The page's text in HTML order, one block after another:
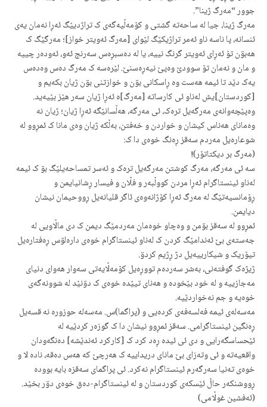
جوور “مەرگ ژینا”.
مەرگ ژینا، جیا لە ساحەتە گشتی و کۆمەڵیەگەی ک تراژدیێگ ئەڕا نەمان یەی
ئنسانە، پا ناسە ناو ئەمر تراژیکێگ لێوای [مەرگ ئەویتر خواز]؛ مەرگێگ ک
هەبۊن تۆ ئەڕای ئەویتر گرنگ نییە، یا لە دەسبڕەس سەرنج ئەو، ئەودەر چییە
و مان و نەمان تۆ سوودێ وەپێ نیەڕەسنێ. لێرەسە ک مەرگ دەس وەدەس
یەک دێد تا ئیمە هەست وە ڕاسکانی بۊن و خوازتنی بۊن ژیان بکەیم و
[کوردستان]یش لەناو ئی کارساتە [مەرگ]ە ئەڕا ژیان سەر هێز بێیەید.
وەپێچەوانەی مەرگەیل ترەک، ئی مەرگە، هەڵسانێگە ئەڕا ژیان؛ ژیان نە
وەمانای هەناس کیشان و خواردن و خەفتن، بەڵکە ژیان وەی مانا ک ئمڕوو لە
شوعارەیل مەردم سەقز ڕەنگ خوەی دا ک:
(مەرگ بر دیکتاتۆر)!
سە ئی مەرگە، مەرگ کوشتن مەرگەیل ترەک و ئەسر تمساحەیلێگ بۊ ک ئیمە
لەناو ئینستاگرام ئەڕا مردن کووڵبەر و فڵان و فیسار ڕشانیایمن و
ڕۆمانسیەتێگ لە مەرگ ئەڕا کۆژانەوەی ئاگر قلیانەیل ڕووحیمان نیشان
دیایمن.
ئمڕوو لە سەقز بۊمن و وەچاو خوەمان مەردمێگ دیمن ک دی ماڵاویی لە
جەستەی بێ ئەندامێگ کردن ک لەناو ئینستاگرام خوەی دارەلۊس ڕەفتارەیل
تیۆریک و شیکارییەیل دژ ڕژیم کردۊ.
ژیژەک گوفتەنی، بەشر سەردەم تووڕەیل کۆمەڵایەتی سەوار هەوای دنیای
مەجازییە و لە خود بێخودە و هەنای تیێدە خوەی ک دۊنێد لە شوونەگەی
خوەیە و جم نەخواردێیە.
مەسەلەی ئیمە فەلسەفەی کردەیی و (پراگما)س. مەسەلە حوزورە نە قسەیل
ڕەنگین ئینستاگرامی. سەقز ئمڕوو نیشان دا ک گوزەر کردێیە لە
ئێحساسگەرایی و دی ئی ئیدە ڕەد کرد ک [کارکرد ئەندێشە] دەنگەودان
واقعیەتە و ئی وتەزای بێ مانای دریداییە ک هەرچێ کە هەس دەقە، نادە لا و
خوەی تەنیا سەرگەرم ئینستاگرام نەکرد. ئی پراگمای سەقزە بایە بوودە
ڕووشنکەر حاڵ ئێسکەی کوردستان و لە ئینستاگرام-دەق خوەی دۊر بخێد.
(ئەفشین غوڵامی)